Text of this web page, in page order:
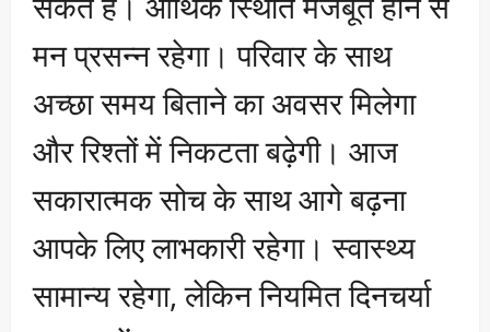
मन प्रसन्न रहेगा। परिवार के साथ
अच्छा समय बिताने का अवसर मिलेगा
और रिश्तों में निकटता बढ़ेगी। आज
सकारात्मक सोच के साथ आगे बढ़ना
आपके लिए लाभकारी रहेगा। स्वास्थ्य
सामान्य रहेगा, लेकिन नियमित दिनचर्या